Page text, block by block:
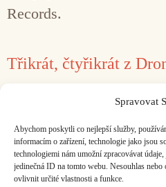
Spravovat
Abychom poskytli co nejlepší služby,
informacím o zařízení, technologie jako jsou
technologiemi nám umožní zpracovávat
jedinečná ID na tomto webu. Nesouhlas
ovlivnit určité vlastnosti a funkce.
Records.
Třikrát, čtyřikrát z
Opening Performance
a další na novinkách